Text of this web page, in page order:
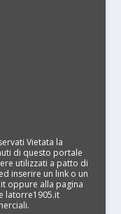
Vietata la
di questo portale
utilizzati a patto di
inserire un link o un
oppure alla pagina
latorre1905.it